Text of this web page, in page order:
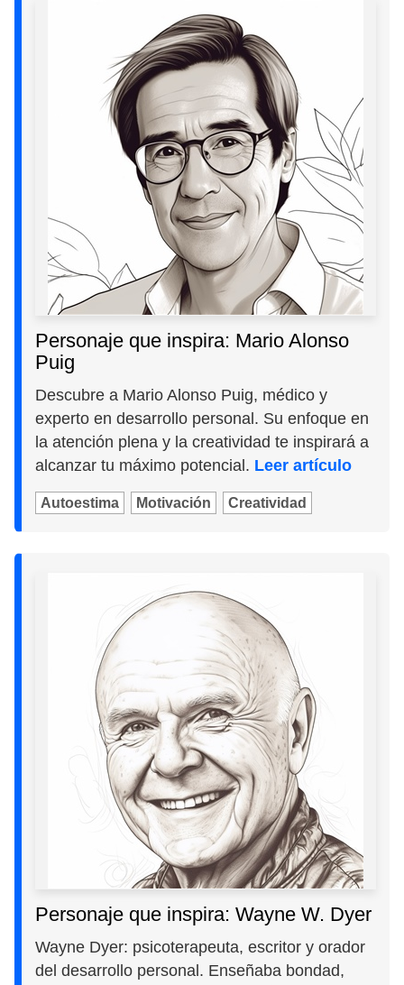
Personaje que inspira: Mario Alonso
Puig
Descubre a Mario Alonso Puig, médico y
experto en desarrollo personal. Su enfoque en
la atención plena y la creatividad te inspirará a
alcanzar tu máximo potencial. Leer artículo
Autoestima Motivación Creatividad
Personaje que inspira: Wayne W. Dyer
Wayne Dyer: psicoterapeuta, escritor y orador
del desarrollo personal. Enseñaba bondad,